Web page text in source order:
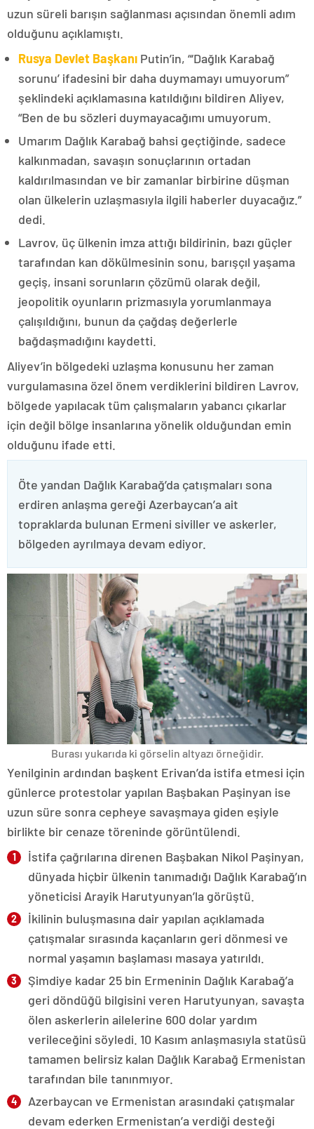
uzun süreli barışın sağlanması açısından önemli adım
olduğunu açıklamıştı.
Rusya Devlet Başkanı Putin’in, “‘Dağlık Karabağ
sorunu’ ifadesini bir daha duymamayı umuyorum”
şeklindeki açıklamasına katıldığını bildiren Aliyev,
“Ben de bu sözleri duymayacağımı umuyorum.
Umarım Dağlık Karabağ bahsi geçtiğinde, sadece
kalkınmadan, savaşın sonuçlarının ortadan
kaldırılmasından ve bir zamanlar birbirine düşman
olan ülkelerin uzlaşmasıyla ilgili haberler duyacağız.”
dedi.
Lavrov, üç ülkenin imza attığı bildirinin, bazı güçler
tarafından kan dökülmesinin sonu, barışçıl yaşama
geçiş, insani sorunların çözümü olarak değil,
jeopolitik oyunların prizmasıyla yorumlanmaya
çalışıldığını, bunun da çağdaş değerlerle
bağdaşmadığını kaydetti.
Aliyev’in bölgedeki uzlaşma konusunu her zaman
vurgulamasına özel önem verdiklerini bildiren Lavrov,
bölgede yapılacak tüm çalışmaların yabancı çıkarlar
için değil bölge insanlarına yönelik olduğundan emin
olduğunu ifade etti.
Öte yandan Dağlık Karabağ’da çatışmaları sona
erdiren anlaşma gereği Azerbaycan’a ait
topraklarda bulunan Ermeni siviller ve askerler,
bölgeden ayrılmaya devam ediyor.
Burası yukarıda ki görselin altyazı örneğidir.
Yenilginin ardından başkent Erivan’da istifa etmesi için
günlerce protestolar yapılan Başbakan Paşinyan ise
uzun süre sonra cepheye savaşmaya giden eşiyle
birlikte bir cenaze töreninde görüntülendi.
İstifa çağrılarına direnen Başbakan Nikol Paşinyan,
dünyada hiçbir ülkenin tanımadığı Dağlık Karabağ’ın
yöneticisi Arayik Harutyunyan’la görüştü.
İkilinin buluşmasına dair yapılan açıklamada
çatışmalar sırasında kaçanların geri dönmesi ve
normal yaşamın başlaması masaya yatırıldı.
Şimdiye kadar 25 bin Ermeninin Dağlık Karabağ’a
geri döndüğü bilgisini veren Harutyunyan, savaşta
ölen askerlerin ailelerine 600 dolar yardım
verileceğini söyledi. 10 Kasım anlaşmasıyla statüsü
tamamen belirsiz kalan Dağlık Karabağ Ermenistan
tarafından bile tanınmıyor.
Azerbaycan ve Ermenistan arasındaki çatışmalar
devam ederken Ermenistan’a verdiği desteği